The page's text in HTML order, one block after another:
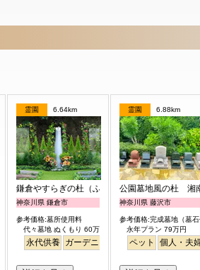
霊園 6.64km
鎌倉やすらぎの杜（ふれあいの碑）
神奈川県 鎌倉市
参考価格:墓所使用料
代々墓地 ぬくもり 60万円より
永代供養 ガーデニング 樹木葬 明るい
霊園 6.88km
公園墓地風の杜 湘
神奈川県 藤沢市
参考価格:完成墓地（墓石
永年プラン 79万円
ペット 個人・夫